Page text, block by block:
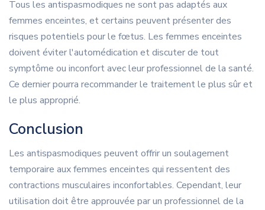
Tous les antispasmodiques ne sont pas adaptés aux
femmes enceintes, et certains peuvent présenter des
risques potentiels pour le fœtus. Les femmes enceintes
doivent éviter l'automédication et discuter de tout
symptôme ou inconfort avec leur professionnel de la santé.
Ce dernier pourra recommander le traitement le plus sûr et
le plus approprié.
Conclusion
Les antispasmodiques peuvent offrir un soulagement
temporaire aux femmes enceintes qui ressentent des
contractions musculaires inconfortables. Cependant, leur
utilisation doit être approuvée par un professionnel de la